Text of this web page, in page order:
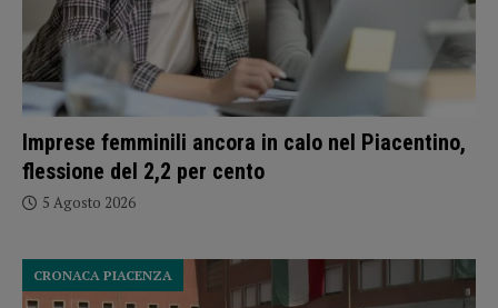
Imprese femminili ancora in calo nel Piacentino,
flessione del 2,2 per cento
5 Agosto 2026
CRONACA PIACENZA